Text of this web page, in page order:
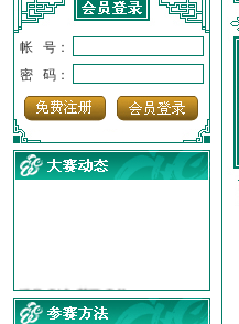
帐 号：
密 码：
·【诗意·名城】地铁展示作...
诗意名城·地铁时间